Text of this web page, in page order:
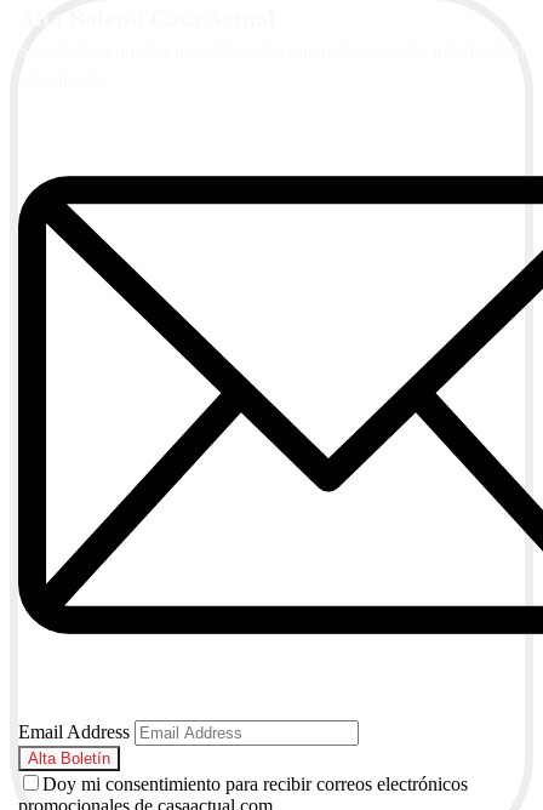
Email Address
Doy mi consentimiento para recibir correos electrónicos